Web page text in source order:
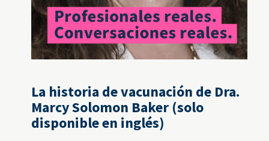
La historia de vacunación de Dra.
Marcy Solomon Baker (solo
disponible en inglés)